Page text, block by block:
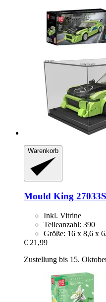
Warenkorb
Mould King
Inkl. Vitrine
Teileanzahl: 390
Größe: 16 x 8,6 x
€ 21,99
Zustellung bis 15.